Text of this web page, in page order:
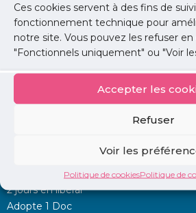
Ces cookies servent à des fins de
fonctionnement technique pour
notre site. Vous pouvez les refuser
"Fonctionnels uniquement" ou "Voir
Accepter les
Refuser
Voir les
Politique de cookiesPolitique de
Permanence d’aide à l’installation
2 jours en libéral
Adopte 1 Doc